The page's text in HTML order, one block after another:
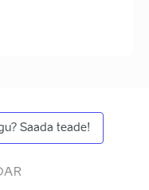
Saada teade!